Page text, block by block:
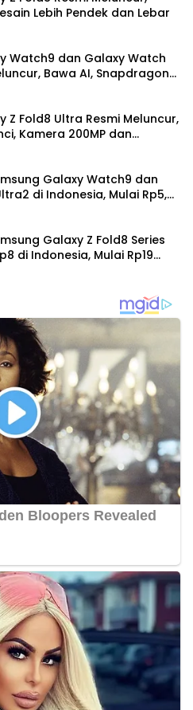
Lebih Pendek dan Lebar
Watch9 dan Galaxy Watch
Bawa AI, Snapdragon
Kesehatan Baru
Z Fold8 Ultra Resmi Meluncur,
Kamera 200MP dan
Gen 5
Galaxy Watch9 dan
di Indonesia, Mulai Rp5,9
Galaxy Z Fold8 Series
di Indonesia, Mulai Rp19